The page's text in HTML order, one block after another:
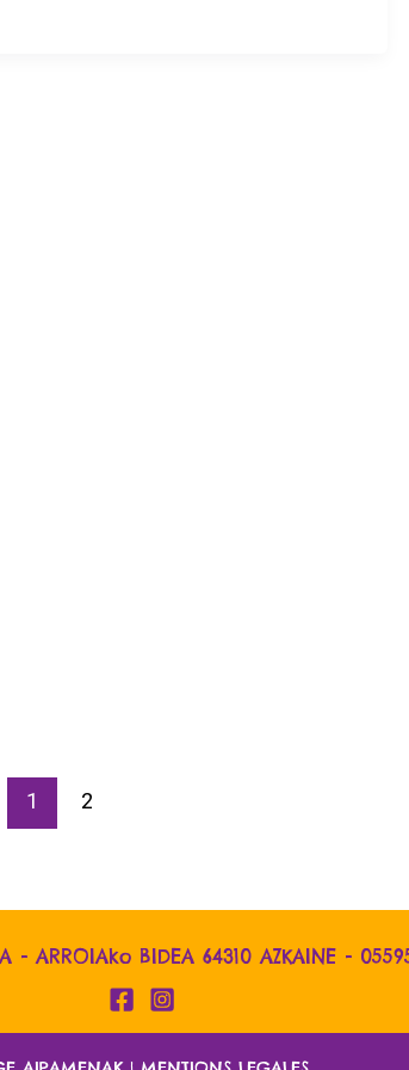
1 2
- ARROIAko BIDEA 64310 AZKAINE -